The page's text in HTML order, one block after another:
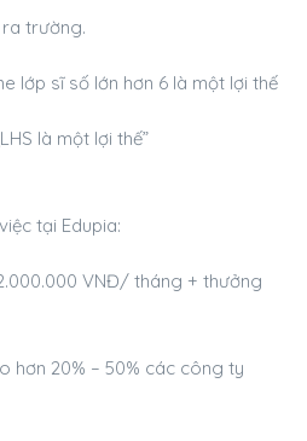
ra trường.
lớp sĩ số lớn hơn 6 là một lợi thế
là một lợi thế”
tại Edupia:
VNĐ/ tháng + thưởng
hơn 20% – 50% các công ty